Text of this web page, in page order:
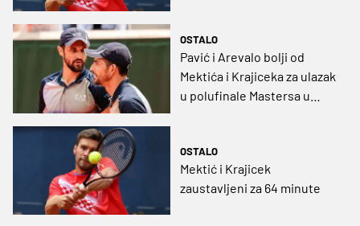
OSTALO
Pavić i Arevalo bolji od
Mektića i Krajiceka za ulazak
u polufinale Mastersa u
OSTALO
Mektić i Krajicek
zaustavljeni za 64 minute